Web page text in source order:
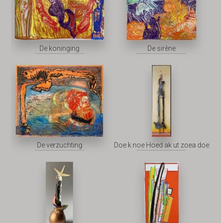
De koninging De sirène
De verzuchting Doe k noe Hoed ak ut zoea doe